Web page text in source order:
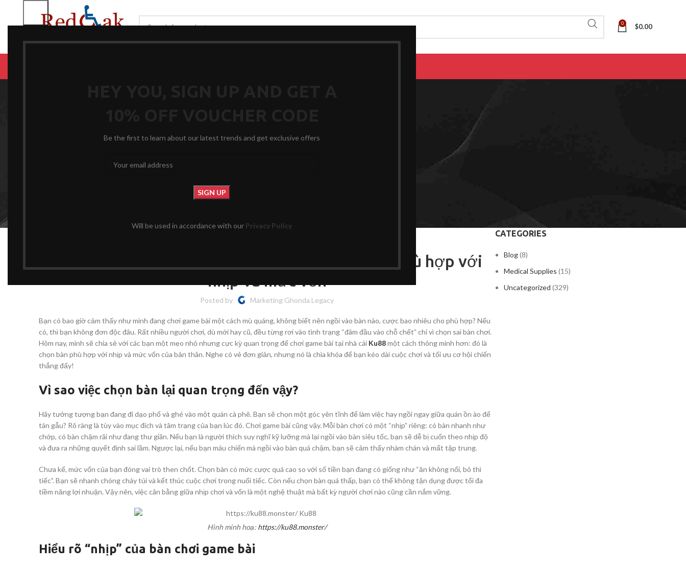
Be the first to learn about our latest trends and get exclusive offers
Will be used in accordance with our Privacy Policy
0 $0.00
ACCESSORIES
(HOSP BED)
ADL
(AIDS
FOR
DAILY
LIVING)
BATH CHAIRS
&
ACCESSORIES
BLOOD
PRESSURE
COMMODES
AND
ACCESSORIES
MOBILITY
ACCESSORIES
(HOSP BED)
LIVING)
ACCESSORIES
PRESSURE
COMMODES
AND
Blog
Mẹo chơi game bài tại nhà cái Ku88: Chọn bàn phù hợp với
nhịp và mức vốn
Posted by Marketing Ghonda Legacy
Bạn có bao giờ cảm thấy như mình đang chơi game bài một cách mù quáng, không biết nên ngồi vào bàn nào, cược bao nhiêu cho phù hợp? Nếu
có, thì bạn không đơn độc đâu. Rất nhiều người chơi, dù mới hay cũ, đều từng rơi vào tình trạng “đâm đầu vào chỗ chết” chỉ vì chọn sai bàn chơi.
Hôm nay, mình sẽ chia sẻ với các bạn một mẹo nhỏ nhưng cực kỳ quan trọng để chơi game bài tại nhà cái Ku88một cách thông minh hơn: đó là
chọn bàn phù hợp với nhịp và mức vốn của bản thân. Nghe có vẻ đơn giản, nhưng nó là chìa khóa để bạn kéo dài cuộc chơi và tối ưu cơ hội chiến
thắng đấy!
Vì sao việc chọn bàn lại quan trọng đến vậy?
Hãy tưởng tượng bạn đang đi dạo phố và ghé vào một quán cà phê. Bạn sẽ chọn một góc yên tĩnh để làm việc hay ngồi ngay giữa quán ồn ào để
tán gẫu? Rõ ràng là tùy vào mục đích và tâm trạng của bạn lúc đó. Chơi game bài cũng vậy. Mỗi bàn chơi có một “nhịp” riêng: có bàn nhanh như
chớp, có bàn chậm rãi như đang thư giãn. Nếu bạn là người thích suy nghĩ kỹ lưỡng mà lại ngồi vào bàn siêu tốc, bạn sẽ dễ bị cuốn theo nhịp độ
và đưa ra những quyết định sai lầm. Ngược lại, nếu bạn máu chiến mà ngồi vào bàn quá chậm, bạn sẽ cảm thấy nhàm chán và mất tập trung.
Chưa kể, mức vốn của bạn đóng vai trò then chốt. Chọn bàn có mức cược quá cao so với số tiền bạn đang có giống như “ăn không nổi, bỏ thì
tiếc”. Bạn sẽ nhanh chóng cháy túi và kết thúc cuộc chơi trong nuối tiếc. Còn nếu chọn bàn quá thấp, bạn có thể không tận dụng được tối đa
tiềm năng lợi nhuận. Vậy nên, việc cân bằng giữa nhịp chơi và vốn là một nghệ thuật mà bất kỳ người chơi nào cũng cần nắm vững.
Hình minh hoạ: https://ku88.monster/
Hiểu rõ “nhịp” của bàn chơi game bài
CATEGORIES
Blog(8)
Medical Supplies (15)
Uncategorized (329)